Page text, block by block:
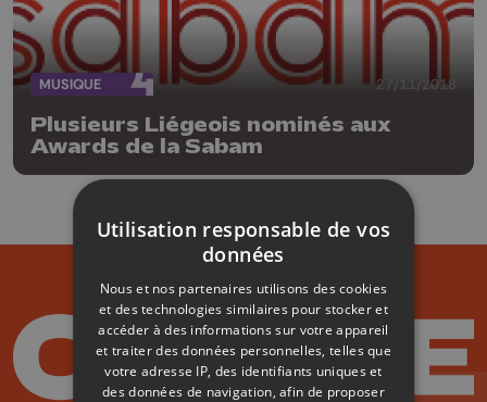
MUSIQUE 27/11/2018
Plusieurs Liégeois nominés aux
Awards de la Sabam
Utilisation responsable de vos
données
Nous et nos partenaires utilisons des cookies
et des technologies similaires pour stocker et
accéder à des informations sur votre appareil
et traiter des données personnelles, telles que
votre adresse IP, des identifiants uniques et
des données de navigation, afin de proposer